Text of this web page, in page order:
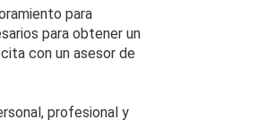
para
para obtener un
con un asesor de
profesional y